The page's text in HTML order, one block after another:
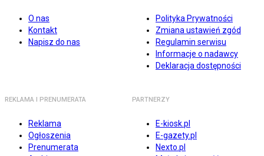
O nas
Kontakt
Napisz do nas
Polityka Prywatności
Zmiana ustawień zgód
Regulamin serwisu
Informacje o nadawcy
Deklaracja dostępności
REKLAMA I PRENUMERATA
Reklama
Ogłoszenia
Prenumerata
PARTNERZY
E-kiosk.pl
E-gazety.pl
Nexto.pl